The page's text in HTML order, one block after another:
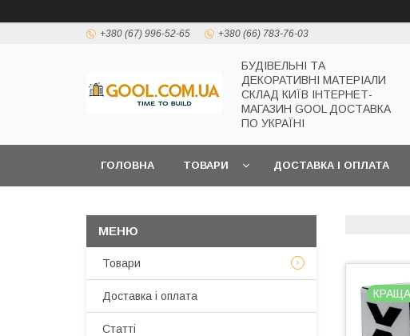
+380 (67) 996-52-65 +380 (66) 783-76-03
БУДІВЕЛЬНІ ТА
ДЕКОРАТИВНІ МАТЕРІАЛИ
СКЛАД КИЇВ ІНТЕРНЕТ-
МАГАЗИН GOOL ДОСТАВКА
ПО УКРАЇНІ
ГОЛОВНА ТОВАРИ ДОСТАВКА І ОПЛАТА
Товари
Доставка і оплата
Статті